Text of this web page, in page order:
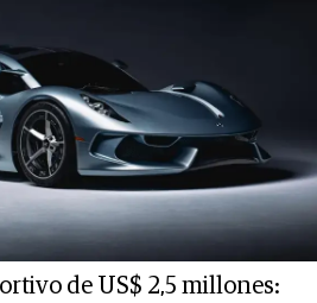
de US$ 2,5 millones: